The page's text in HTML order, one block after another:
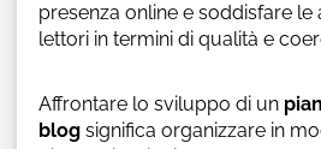
presenza online e soddisfare
lettori in termini di qualità e
Affrontare lo sviluppo di un
blogsignifica organizzare in